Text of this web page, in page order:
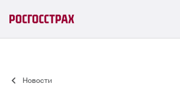
Новости